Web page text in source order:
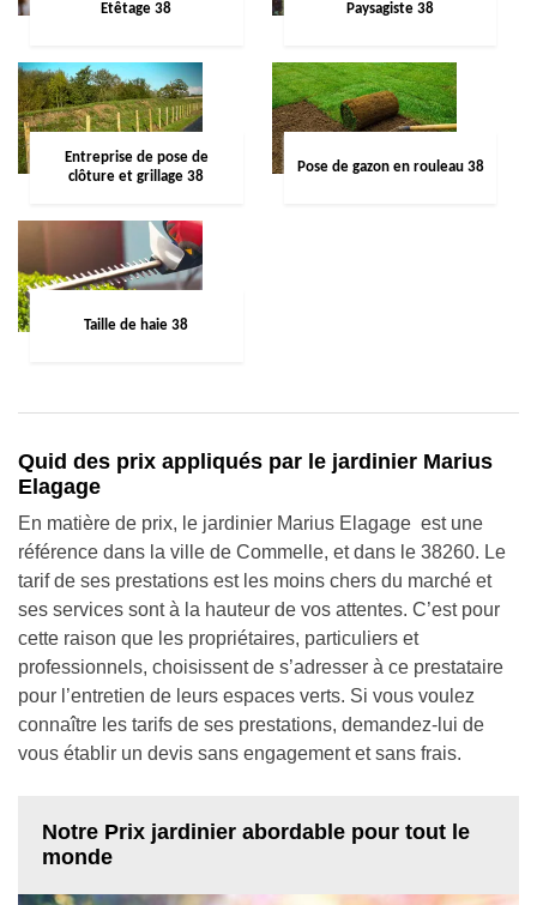
Etêtage 38 Paysagiste 38
Entreprise de pose de
clôture et grillage 38
Pose de gazon en rouleau 38
Taille de haie 38
Quid des prix appliqués par le jardinier Marius
Elagage
En matière de prix, le jardinier Marius Elagage est une
référence dans la ville de Commelle, et dans le 38260. Le
tarif de ses prestations est les moins chers du marché et
ses services sont à la hauteur de vos attentes. C’est pour
cette raison que les propriétaires, particuliers et
professionnels, choisissent de s’adresser à ce prestataire
pour l’entretien de leurs espaces verts. Si vous voulez
connaître les tarifs de ses prestations, demandez-lui de
vous établir un devis sans engagement et sans frais.
Notre Prix jardinier abordable pour tout le
monde